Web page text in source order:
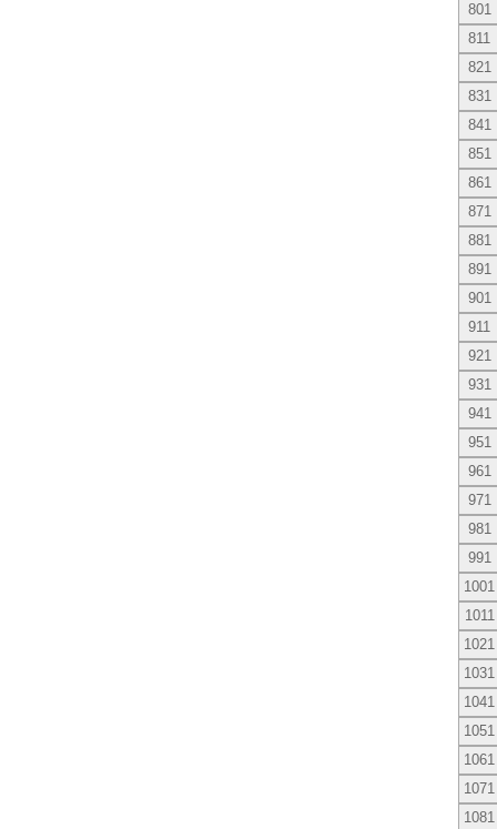
801
811
821
831
841
851
861
871
881
891
901
911
921
931
941
951
961
971
981
991
1001
1011
1021
1031
1041
1051
1061
1071
1081